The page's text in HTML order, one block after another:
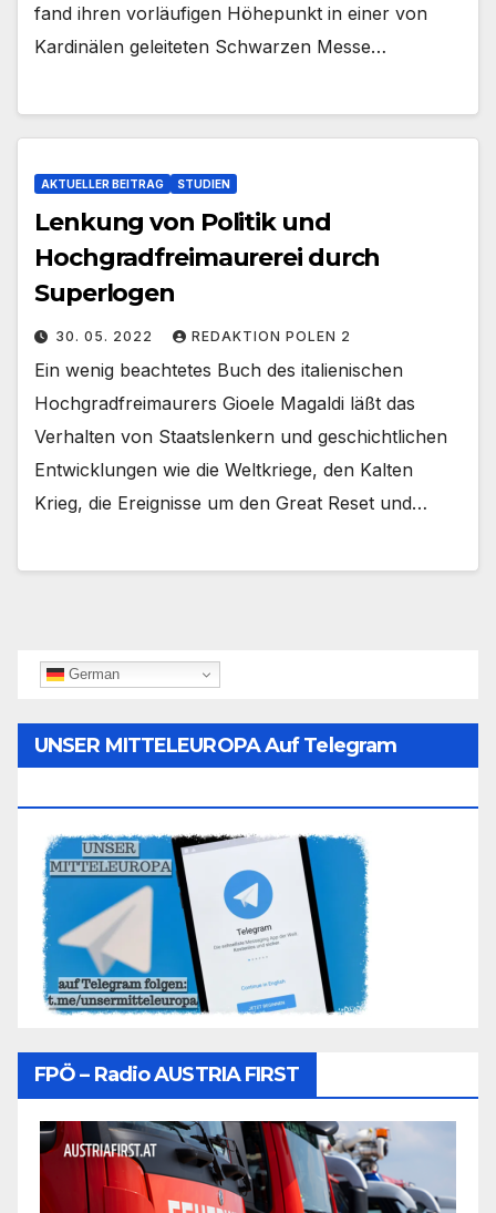
fand ihren vorläufigen Höhepunkt in einer von
Kardinälen geleiteten Schwarzen Messe…
AKTUELLER BEITRAG STUDIEN
Lenkung von Politik und
Hochgradfreimaurerei durch
Superlogen
30. 05. 2022 REDAKTION POLEN 2
Ein wenig beachtetes Buch des italienischen
Hochgradfreimaurers Gioele Magaldi läßt das
Verhalten von Staatslenkern und geschichtlichen
Entwicklungen wie die Weltkriege, den Kalten
Krieg, die Ereignisse um den Great Reset und…
German
UNSER MITTELEUROPA Auf Telegram
FPÖ – Radio AUSTRIA FIRST